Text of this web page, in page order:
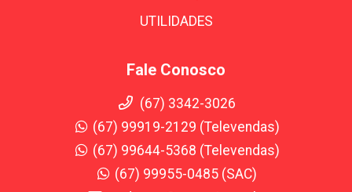
UTILIDADES
Fale Conosco
(67) 3342-3026
(67) 99919-2129 (Televendas)
(67) 99644-5368 (Televendas)
(67) 99955-0485 (SAC)